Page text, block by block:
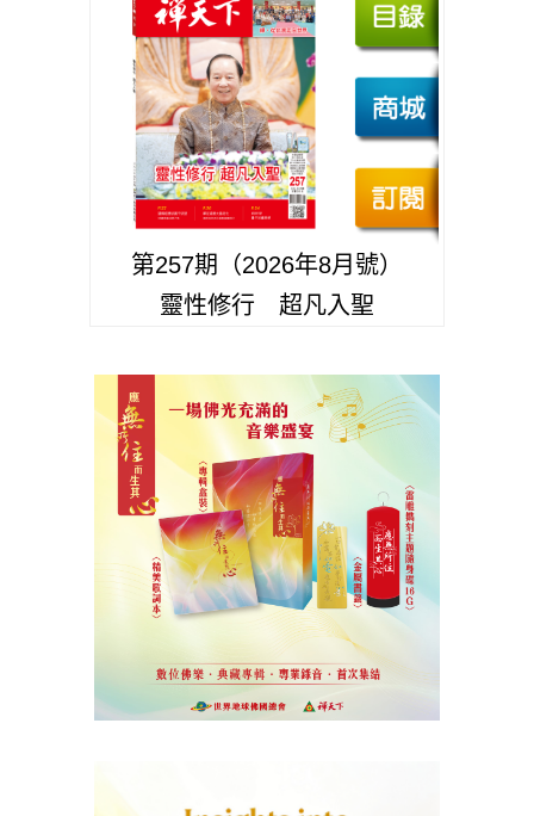
第257期（2026年8月號）
靈性修行 超凡入聖